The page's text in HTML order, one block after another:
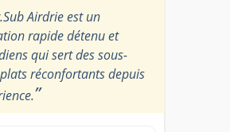
Airdrie est un
rapide détenu et
qui sert des sous-
réconfortants depuis
”